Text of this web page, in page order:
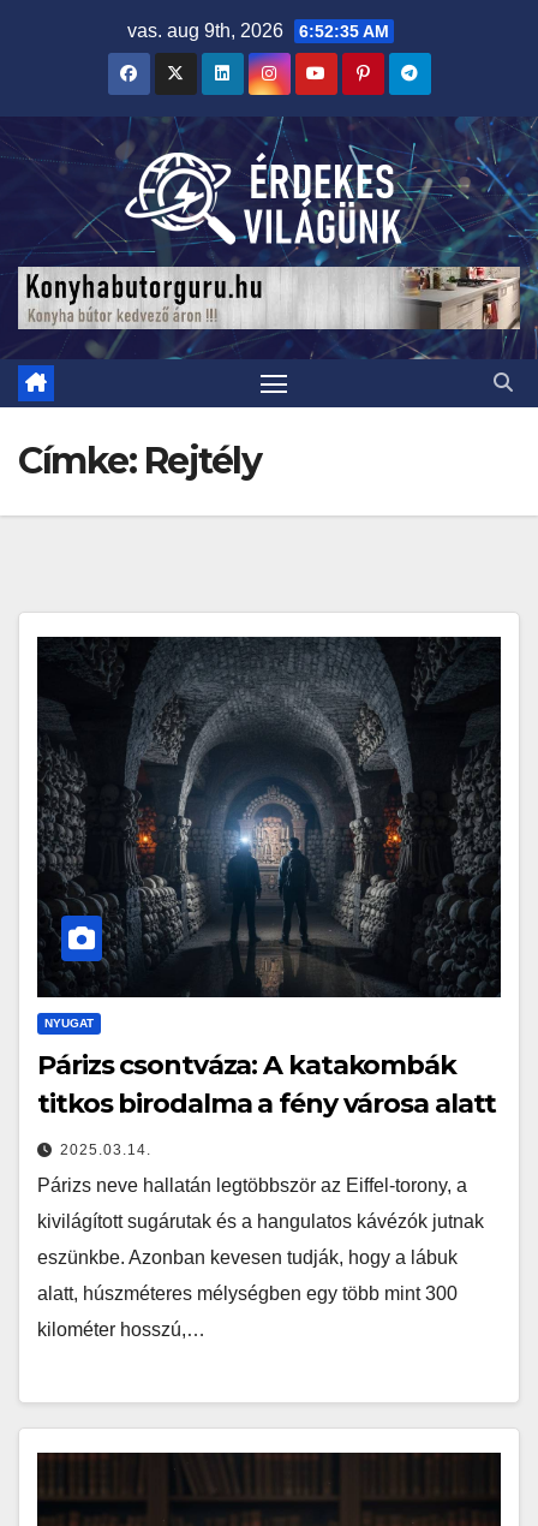
vas. aug 9th, 2026 6:52:36 AM
Címke: Rejtély
NYUGAT
Párizs csontváza: A katakombák
titkos birodalma a fény városa alatt
2025.03.14.
Párizs neve hallatán legtöbbször az Eiffel-torony, a
kivilágított sugárutak és a hangulatos kávézók jutnak
eszünkbe. Azonban kevesen tudják, hogy a lábuk
alatt, húszméteres mélységben egy több mint 300
kilométer hosszú,…